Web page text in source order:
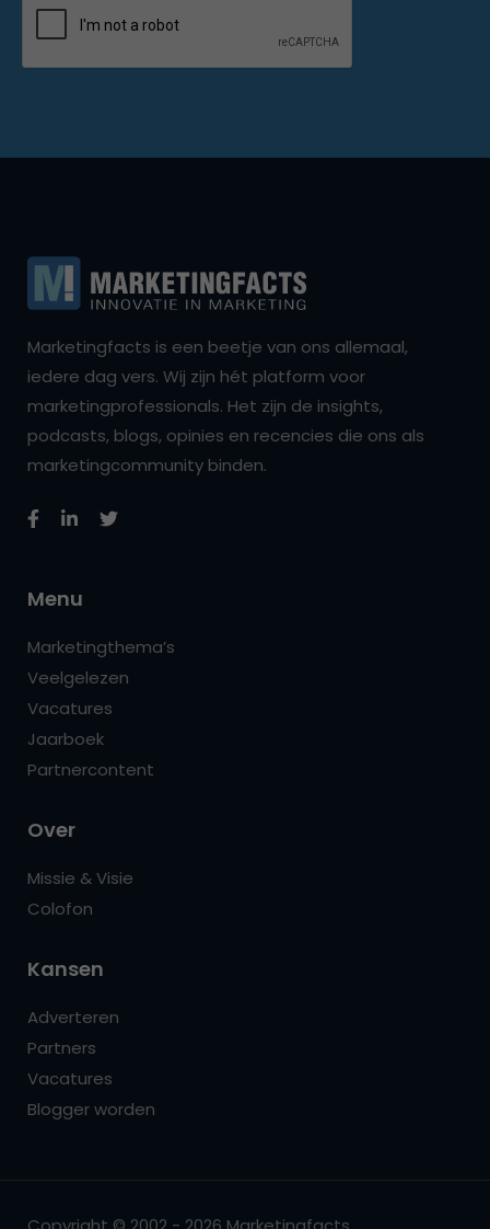
Marketingfacts is een beetje van ons allemaal,
iedere dag vers. Wij zijn hét platform voor
marketingprofessionals. Het zijn de insights,
podcasts, blogs, opinies en recencies die ons als
marketingcommunity binden.
Menu
Marketingthema’s
Veelgelezen
Vacatures
Jaarboek
Partnercontent
Over
Missie & Visie
Colofon
Kansen
Adverteren
Partners
Vacatures
Blogger worden